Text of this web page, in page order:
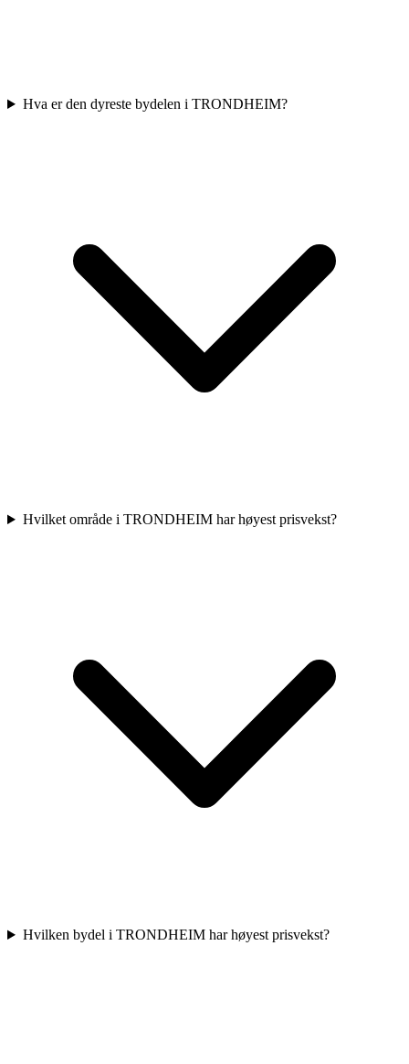
Hva er den dyreste bydelen i TRONDHEIM?
Hvilket område i TRONDHEIM har høyest prisvekst?
Hvilken bydel i TRONDHEIM har høyest prisvekst?